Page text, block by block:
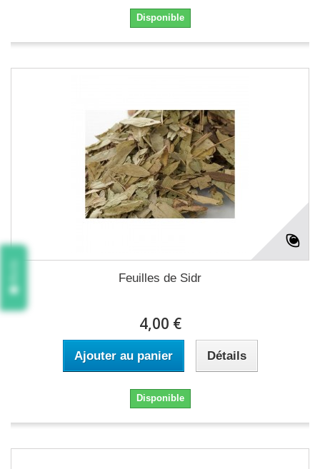
Disponible
Feuilles de Sidr
4,00 €
Ajouter au panier Détails
Disponible